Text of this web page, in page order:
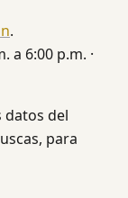
.
a 6:00 p.m. ·
datos del
para